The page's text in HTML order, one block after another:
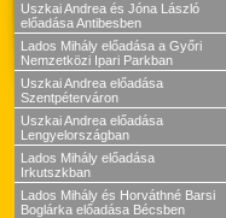
Uszkai Andrea és Jóna László
előadása Antibesben
Lados Mihály előadása a Győri
Nemzetközi Ipari Parkban
Uszkai Andrea előadása
Szentpéterváron
Uszkai Andrea előadása
Lengyelországban
Lados Mihály előadása
Irkutszkban
Lados Mihály és Horváthné Barsi
Boglárka előadása Bécsben